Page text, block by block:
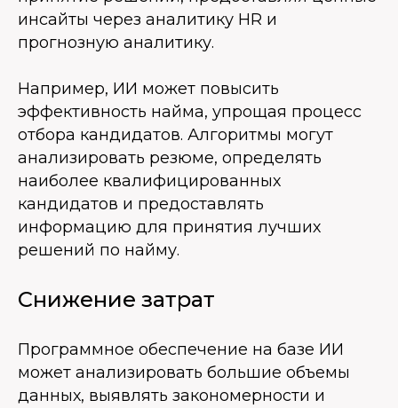
инсайты через аналитику HR и
прогнозную аналитику.
Например, ИИ может повысить
эффективность найма, упрощая процесс
отбора кандидатов. Алгоритмы могут
анализировать резюме, определять
наиболее квалифицированных
кандидатов и предоставлять
информацию для принятия лучших
решений по найму.
Снижение затрат
Программное обеспечение на базе ИИ
может анализировать большие объемы
данных, выявлять закономерности и